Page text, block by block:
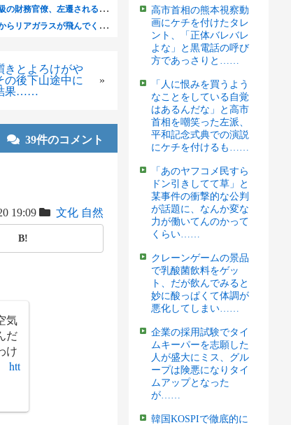
きとよろけがや
の後下山途中に
果……
»
39件のコメント
19:09 文化 自然
B!
気
だ
け
htt
高市首相の熊本視察動
画にケチを付けたタレ
ント、「正体バレバレ
よな」と黒電話の呼び
方であっさりと……
「人に恨みを買うよう
なことをしている自覚
はあるんだな」と高市
首相を嘲笑った左派、
平和記念式典での演説
にケチを付けるも……
「あのヤフコメ民すら
ドン引きしてて草」と
某事件の衝撃的な公判
が話題に、なんか変な
力が働いてんのかって
くらい……
クレーンゲームの景品
で乳酸菌飲料をゲッ
ト、だが飲んでみると
妙に酸っぱくて体調が
悪化してしまい……
企業の採用試験でタイ
ムキーパーを志願した
人が盛大にミス、グル
ープは険悪になりタイ
ムアップとなった
が……
韓国KOSPIで徹底的に